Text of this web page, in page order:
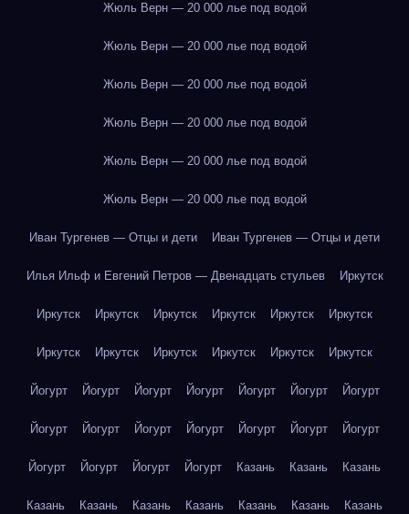
Жюль Верн — 20 000 лье под водой
Жюль Верн — 20 000 лье под водой
Жюль Верн — 20 000 лье под водой
Жюль Верн — 20 000 лье под водой
Жюль Верн — 20 000 лье под водой
Жюль Верн — 20 000 лье под водой
Иван Тургенев — Отцы и дети Иван Тургенев — Отцы и дети
Илья Ильф и Евгений Петров — Двенадцать стульев Иркутск
Иркутск Иркутск Иркутск Иркутск Иркутск Иркутск
Иркутск Иркутск Иркутск Иркутск Иркутск Иркутск
Йогурт Йогурт Йогурт Йогурт Йогурт Йогурт Йогурт
Йогурт Йогурт Йогурт Йогурт Йогурт Йогурт Йогурт
Йогурт Йогурт Йогурт Йогурт Казань Казань Казань
Казань Казань Казань Казань Казань Казань Казань